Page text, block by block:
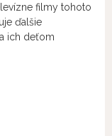
filmy tohoto
ďalšie
ich deťom